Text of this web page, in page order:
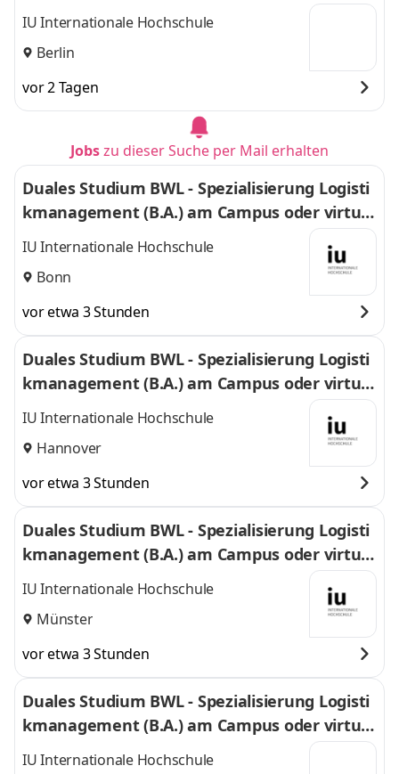
l
IU Internationale Hochschule
Berlin
vor 2 Tagen
Jobszu dieser Suche per Mail erhalten
Duales Studium BWL - Spezialisierung Logisti
kmanagement (B.A.) am Campus oder virtuel
l
IU Internationale Hochschule
Bonn
vor etwa 3 Stunden
Duales Studium BWL - Spezialisierung Logisti
kmanagement (B.A.) am Campus oder virtuel
l
IU Internationale Hochschule
Hannover
vor etwa 3 Stunden
Duales Studium BWL - Spezialisierung Logisti
kmanagement (B.A.) am Campus oder virtuel
l
IU Internationale Hochschule
Münster
vor etwa 3 Stunden
Duales Studium BWL - Spezialisierung Logisti
kmanagement (B.A.) am Campus oder virtuel
l
IU Internationale Hochschule